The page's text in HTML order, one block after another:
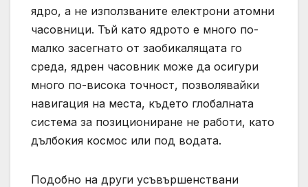
ядро, а не използваните електрони атомни
часовници. Тъй като ядрото е много по-
малко засегнато от заобикалящата го
среда, ядрен часовник може да осигури
много по-висока точност, позволявайки
навигация на места, където глобалната
система за позициониране не работи, като
дълбокия космос или под водата.
Подобно на други усъвършенствани